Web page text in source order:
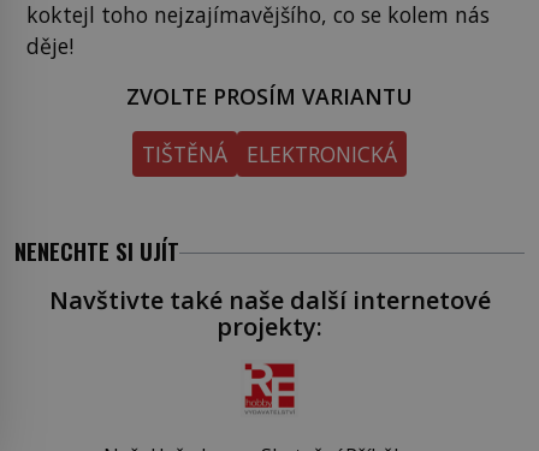
koktejl toho nejzajímavějšího, co se kolem nás
děje!
ZVOLTE PROSÍM VARIANTU
TIŠTĚNÁ
ELEKTRONICKÁ
NENECHTE SI UJÍT
Navštivte také naše další internetové
projekty: